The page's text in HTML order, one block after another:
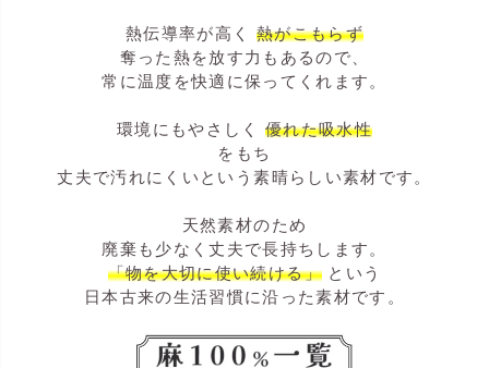
熱伝導率が高く
熱がこもらず
奪った熱を放す力もあるので、
常に温度を快適に保ってくれます。
環境にもやさしく
優れた吸水性
をもち
丈夫で汚れにくいという素晴らしい素材です。
天然素材のため
廃棄も少なく丈夫で長持ちします。
「物を大切に使い続ける」 という
日本古来の生活習慣に沿った素材です。